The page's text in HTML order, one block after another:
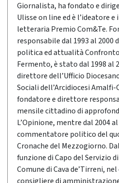
Giornalista, ha fondato e
Ulisse on line ed è l’ideatore
letteraria Premio Com&Te.
responsabile dal 1993 al
politica ed attualità
Fermento, è stato dal 1998 al
direttore dell’Ufficio
Sociali dell’Arcidiocesi Amalfi-
fondatore e direttore
mensile cittadino di
L’Opinione, mentre dal 2004
commentatore politico del
Cronache del Mezzogiorno.
funzione di Capo del Servizio
Comune di Cava de’Tirreni,